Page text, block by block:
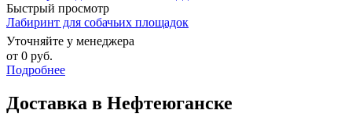
Быстрый просмотр
Лабиринт для собачьих площадок
Уточняйте у менеджера
от 0 руб.
Подробнее
Доставка в Нефтеюганске